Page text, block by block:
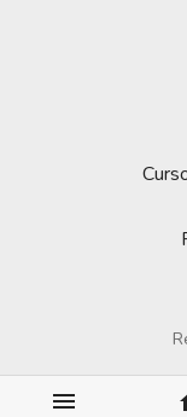
menu